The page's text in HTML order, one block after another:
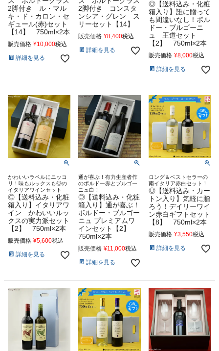
2脚付き ル・マル
キ・ド・カロン・セ
ギュール(赤)セット
【14】 750ml×2本
販売価格 ¥10,000税込
詳細を見る
2脚付き コンスタ
ンシア・グレン ス
リーセット【14】
販売価格 ¥8,400税込
詳細を見る
◎【送料込み・化粧
箱入り】誰に贈って
も間違いなし！ボル
ドー・ブルゴーニ
ュ 王道セット
【2】 750ml×2本
販売価格 ¥8,000税込
詳細を見る
かわいいラベルにニッコ
リ！味もルックスも◎の
イタリアワインセット
◎【送料込み・化粧
箱入り】イタリアワ
イン かわいいルッ
クスの実力派セット
【2】 750ml×2本
販売価格 ¥5,600税込
詳細を見る
通が喜ぶ！有力生産者作
のボルドー赤とブルゴー
ニュ白！
◎【送料込み・化粧
箱入り】通が喜ぶ！
ボルドー・ブルゴー
ニュ プレミアムワ
インセット【2】
750ml×2本
販売価格 ¥11,000税込
詳細を見る
ロング＆ベストセラーの
南イタリア赤白セット！
◎【送料込み・カー
トン入り】気軽に贈
ろう！デイリーワイ
ン赤白ギフトセット
【8】 750ml×2本
販売価格 ¥3,550税込
詳細を見る